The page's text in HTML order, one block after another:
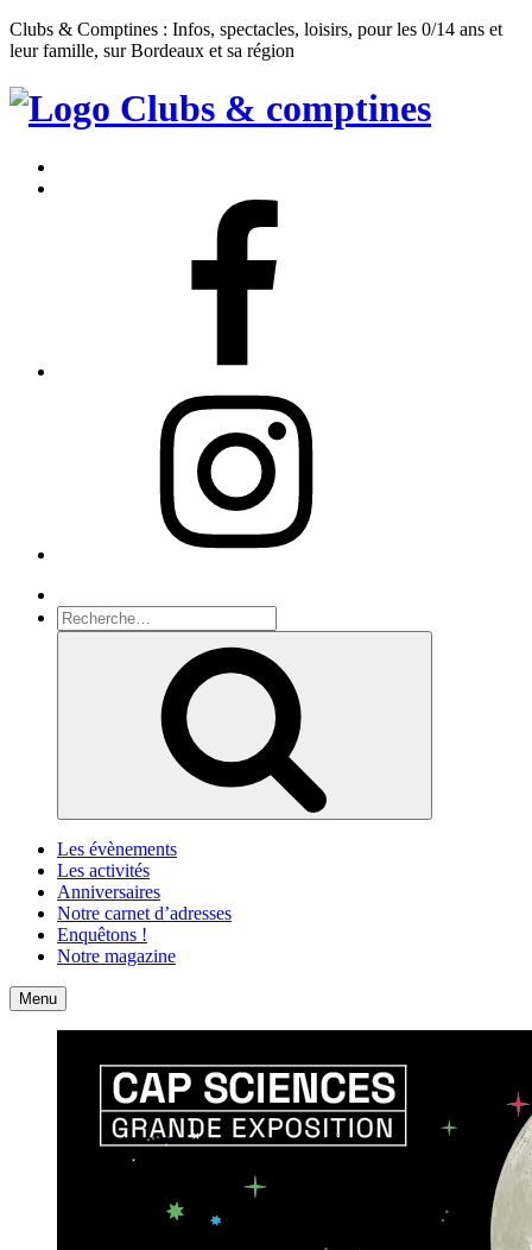
Clubs & Comptines : Infos, spectacles, loisirs, pour les 0/14 ans et
leur famille, sur Bordeaux et sa région
Clubs
Comptines
Recherche
pour
Les évènements
Les activités
Anniversaires
Notre carnet d’adresses
Enquêtons !
Notre magazine
Accueil
Menu Contact